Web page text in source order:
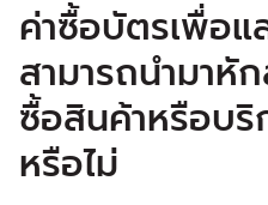
ค่าซื้อบัตรเพื่อแ
สามารถนำมาหั
ซื้อสินค้าหรือบริ
หรือไม่